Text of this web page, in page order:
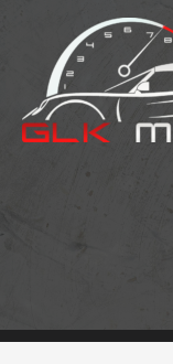
contenu